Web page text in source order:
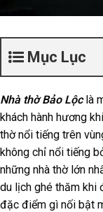
Mục Lục
Nhà thờ Bảo Lộclà
khách hành hương
thờ nổi tiếng trên
không chỉ nổi tiếng
những nhà thờ lớn
du lịch ghé thăm khi
đặc điểm gì nối bật